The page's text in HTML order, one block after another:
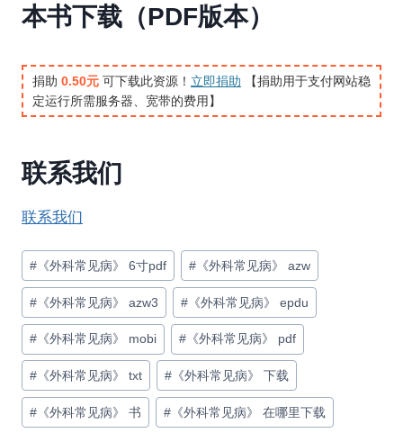
本书下载（PDF版本）
捐助 0.50元 可下载此资源！ 立即捐助 【捐助用于支付网站稳
定运行所需服务器、宽带的费用】
联系我们
联系我们
文
章
标
签：
# 《外科常见病》 6寸pdf # 《外科常见病》 azw
# 《外科常见病》 azw3 # 《外科常见病》 epdu
# 《外科常见病》 mobi # 《外科常见病》 pdf
# 《外科常见病》 txt # 《外科常见病》 下载
# 《外科常见病》 书 # 《外科常见病》 在哪里下载